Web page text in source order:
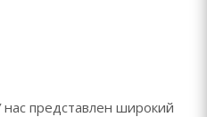
представлен широкий